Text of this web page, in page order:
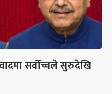
सर्वोच्चले सुरुदेखि